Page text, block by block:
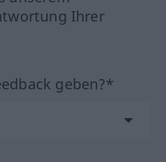
Ihrer
geben?*